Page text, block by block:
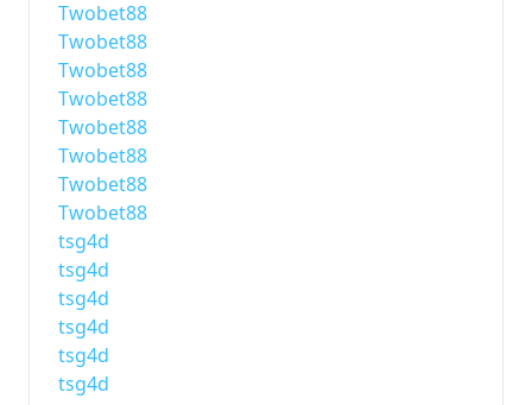
Twobet88
Twobet88
Twobet88
Twobet88
Twobet88
Twobet88
Twobet88
Twobet88
tsg4d
tsg4d
tsg4d
tsg4d
tsg4d
tsg4d